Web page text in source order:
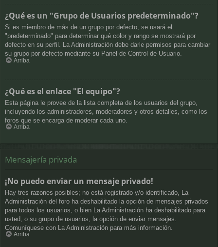
¿Qué es un "Grupo de Usuarios predeterminado"?
Si es miembro de más de un grupo por defecto, se usará el
"predeterminado" para determinar qué color y rango se mostrará por
defecto en su perfil. La Administración debe darle permisos para cambiar
su grupo por defecto mediante su Panel de Control de Usuario.
Arriba
¿Qué es el enlace "El equipo"?
Esta página le provee de la lista completa de los usuarios del grupo,
incluyendo los administradores, moderadores y otros detalles, como los
foros que se encarga de moderar cada uno.
Arriba
Mensajería privada
¡No puedo enviar un mensaje privado!
Hay tres razones posibles; no está registrado y/o identificado, La
Administración del foro ha deshabilitado la opción de mensajes privados
para todos los usuarios, o bien La Administración ha deshabilitado para
usted, o su grupo de usuarios, la opción de enviar mensajes.
Comuníquese con La Administración para más información.
Arriba